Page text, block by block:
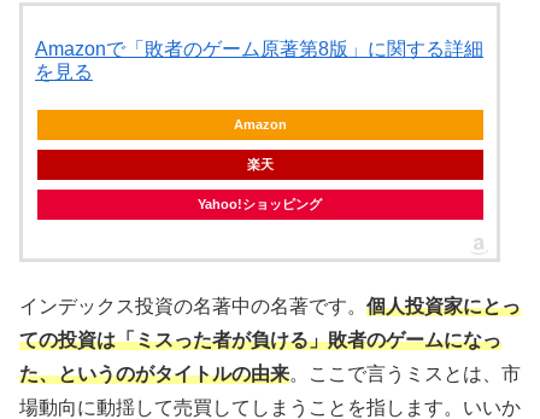
Amazonで「敗者のゲーム原著第8版」に関する詳細
を見る
Amazon
楽天
Yahoo!ショッピング
インデックス投資の名著中の名著です。 個人投資家にとっ
ての投資は「ミスった者が負ける」敗者のゲームになっ
た、というのがタイトルの由来。ここで言うミスとは、市
場動向に動揺して売買してしまうことを指します。いいか